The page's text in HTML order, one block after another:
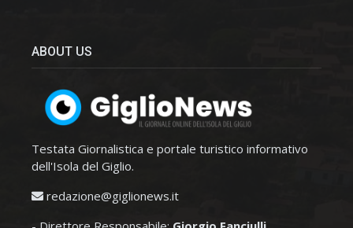
ABOUT US
Testata Giornalistica e portale turistico informativo
dell'Isola del Giglio.
redazione@giglionews.it